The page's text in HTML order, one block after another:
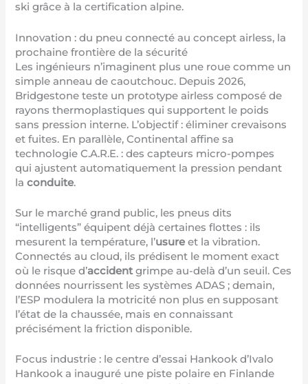
ski grâce à la certification alpine.
Innovation : du pneu connecté au concept airless, la
prochaine frontière de la sécurité
Les ingénieurs n’imaginent plus une roue comme un
simple anneau de caoutchouc. Depuis 2026,
Bridgestone teste un prototype airless composé de
rayons thermoplastiques qui supportent le poids
sans pression interne. L’objectif : éliminer crevaisons
et fuites. En parallèle, Continental affine sa
technologie C.A.R.E. : des capteurs micro-pompes
qui ajustent automatiquement la pression pendant
laconduite.
Sur le marché grand public, les pneus dits
“intelligents” équipent déjà certaines flottes : ils
mesurent la température, l’usure et la vibration.
Connectés au cloud, ils prédisent le moment exact
où le risque d’accidentgrimpe au-delà d’un seuil. Ces
données nourrissent les systèmes ADAS ; demain,
l’ESP modulera la motricité non plus en supposant
l’état de la chaussée, mais en connaissant
précisément la friction disponible.
Focus industrie : le centre d’essai Hankook d’Ivalo
Hankook a inauguré une piste polaire en Finlande